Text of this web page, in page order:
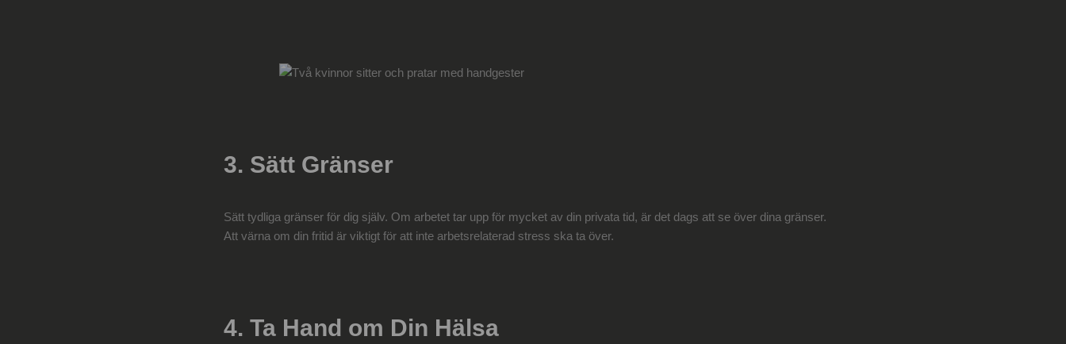
3. Sätt Gränser
Sätt tydliga gränser för dig själv. Om arbetet tar upp för mycket av din privata tid, är det dags att se över dina gränser.
Att värna om din fritid är viktigt för att inte arbetsrelaterad stress ska ta över.
4. Ta Hand om Din Hälsa